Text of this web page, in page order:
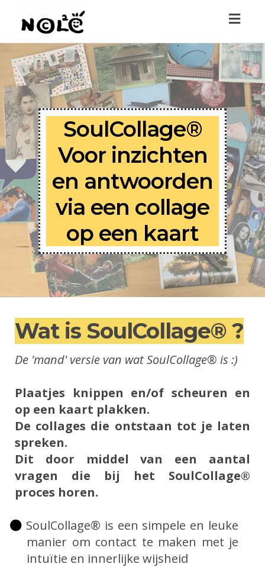
SoulCollage®
Voor inzichten
en antwoorden
via een collage
op een kaart
Wat is SoulCollage® ?
De 'mand' versie van wat SoulCollage® is :)
Plaatjes knippen en/of scheuren en
op een kaart plakken.
De collages die ontstaan tot je laten
spreken.
Dit door middel van een aantal
vragen die bij het SoulCollage®
proces horen.
SoulCollage® is een simpele en leuke
manier om contact te maken met je
intuïtie en innerlijke wijsheid